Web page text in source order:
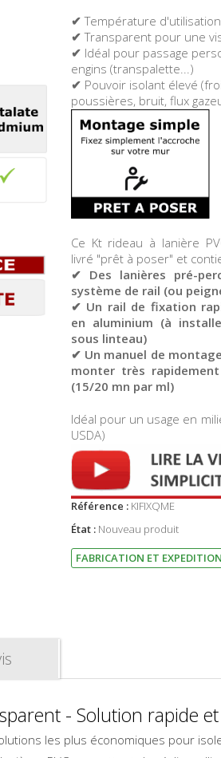
✔Température
✔Transparent pour une
✔ Idéal pour passage
engins (transpalette...)
✔ Pouvoir isolant élevé
poussières, bruit, flux
Ce Kt rideau à lanière
livré "prêt à poser" et
✔ Des lanières pré-
système de rail (ou
✔ Un rail de fixation
en aluminium (à
sous linteau)
✔ Un manuel de
monter très
(15/20 mn par ml)
Idéal pour un usage en
USDA)
Référence : KIFIXQME
État : Nouveau produit
FABRICATION ET
- Solution rapide
les plus économiques pour